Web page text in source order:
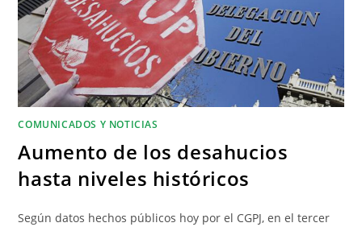
COMUNICADOS Y NOTICIAS
Aumento de los desahucios
hasta niveles históricos
Según datos hechos públicos hoy por el CGPJ, en el tercer